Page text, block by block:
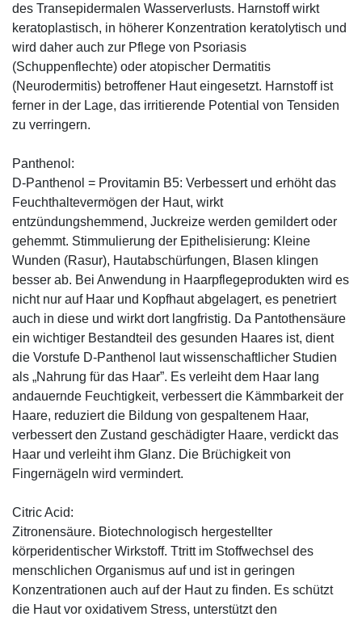
des Transepidermalen Wasserverlusts. Harnstoff wirkt
keratoplastisch, in höherer Konzentration keratolytisch und
wird daher auch zur Pflege von Psoriasis
(Schuppenflechte) oder atopischer Dermatitis
(Neurodermitis) betroffener Haut eingesetzt. Harnstoff ist
ferner in der Lage, das irritierende Potential von Tensiden
zu verringern.
Panthenol:
D-Panthenol = Provitamin B5: Verbessert und erhöht das
Feuchthaltevermögen der Haut, wirkt
entzündungshemmend, Juckreize werden gemildert oder
gehemmt. Stimmulierung der Epithelisierung: Kleine
Wunden (Rasur), Hautabschürfungen, Blasen klingen
besser ab. Bei Anwendung in Haarpflegeprodukten wird es
nicht nur auf Haar und Kopfhaut abgelagert, es penetriert
auch in diese und wirkt dort langfristig. Da Pantothensäure
ein wichtiger Bestandteil des gesunden Haares ist, dient
die Vorstufe D-Panthenol laut wissenschaftlicher Studien
als „Nahrung für das Haar”. Es verleiht dem Haar lang
andauernde Feuchtigkeit, verbessert die Kämmbarkeit der
Haare, reduziert die Bildung von gespaltenem Haar,
verbessert den Zustand geschädigter Haare, verdickt das
Haar und verleiht ihm Glanz. Die Brüchigkeit von
Fingernägeln wird vermindert.
Citric Acid:
Zitronensäure. Biotechnologisch hergestellter
körperidentischer Wirkstoff. Ttritt im Stoffwechsel des
menschlichen Organismus auf und ist in geringen
Konzentrationen auch auf der Haut zu finden. Es schützt
die Haut vor oxidativem Stress, unterstützt den